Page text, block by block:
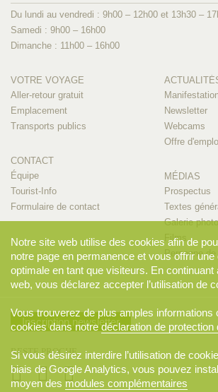
Du lundi au vendredi : 9h00 – 12h00 et 13h30 –
Samedi : 9h00 – 16h00
Dimanche : 11h00 – 16h00
VOTRE VOYAGE
Aller-retour gratuit
Emplacement
Transports publics
CONTACT
Équipe
Tourist-Info
Formulaire de contact
Newsletter
Webcams
Offre
MÉDIAS
Prospectus
Textes
Galerie photo
Films
Personne
Inscription newsletter
RESTE PROCHE
Notre site web utilise des cookies afin de
notre page en permanence et vous offrir une
optimale en tant que visiteurs. En
web, vous déclarez accepter l’utilisation de
Vous trouverez de plus amples informations
cookies dans notredéclaration de protection
Si vous désirez interdire l’utilisation de
biais de Google Analytics, vous pouvez
moyen des modules complémentaires